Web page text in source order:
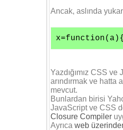
Ancak, aslında
Yazdığımız CSS
arındırmak ve hatta
mevcut.
Bunlardan birisi
JavaScript ve CSS
Closure Compiler
Ayrıca web